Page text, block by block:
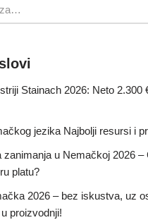
Stainach 2026: Neto 2.300
jezika Najbolji resursi i
zanimanja u Nemačkoj 2026 –
platu?
2026 – bez iskustva, uz
proizvodnji!